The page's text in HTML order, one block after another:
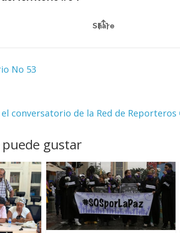
No 53
conversatorio de la Red de
gustar